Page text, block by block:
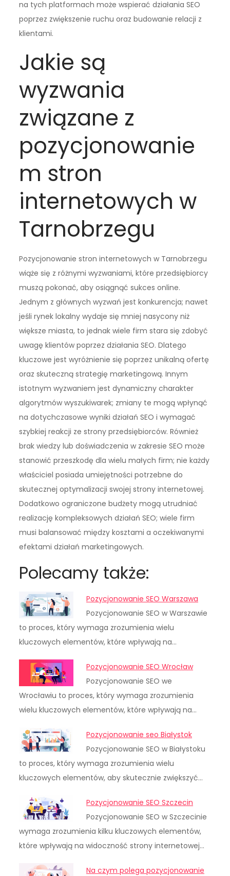
na tych platformach może wspierać działania SEO
poprzez zwiększenie ruchu oraz budowanie relacji z
klientami.
Jakie są
wyzwania
związane z
pozycjonowanie
m stron
internetowych w
Tarnobrzegu
Pozycjonowanie stron internetowych w Tarnobrzegu
wiąże się z różnymi wyzwaniami, które przedsiębiorcy
muszą pokonać, aby osiągnąć sukces online.
Jednym z głównych wyzwań jest konkurencja; nawet
jeśli rynek lokalny wydaje się mniej nasycony niż
większe miasta, to jednak wiele firm stara się zdobyć
uwagę klientów poprzez działania SEO. Dlatego
kluczowe jest wyróżnienie się poprzez unikalną ofertę
oraz skuteczną strategię marketingową. Innym
istotnym wyzwaniem jest dynamiczny charakter
algorytmów wyszukiwarek; zmiany te mogą wpłynąć
na dotychczasowe wyniki działań SEO i wymagać
szybkiej reakcji ze strony przedsiębiorców. Również
brak wiedzy lub doświadczenia w zakresie SEO może
stanowić przeszkodę dla wielu małych firm; nie każdy
właściciel posiada umiejętności potrzebne do
skutecznej optymalizacji swojej strony internetowej.
Dodatkowo ograniczone budżety mogą utrudniać
realizację kompleksowych działań SEO; wiele firm
musi balansować między kosztami a oczekiwanymi
efektami działań marketingowych.
Polecamy także:
Pozycjonowanie SEO Warszawa
Pozycjonowanie SEO w Warszawie
to proces, który wymaga zrozumienia wielu
kluczowych elementów, które wpływają na…
Pozycjonowanie SEO Wrocław
Pozycjonowanie SEO we
Wrocławiu to proces, który wymaga zrozumienia
wielu kluczowych elementów, które wpływają na…
Pozycjonowanie seo Białystok
Pozycjonowanie SEO w Białystoku
to proces, który wymaga zrozumienia wielu
kluczowych elementów, aby skutecznie zwiększyć…
Pozycjonowanie SEO Szczecin
Pozycjonowanie SEO w Szczecinie
wymaga zrozumienia kilku kluczowych elementów,
które wpływają na widoczność strony internetowej…
Na czym polega pozycjonowanie